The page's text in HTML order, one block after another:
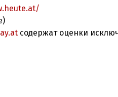
содержат оценки